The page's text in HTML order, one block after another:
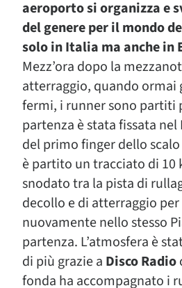
aeroporto si organizza e
del genere per il mondo
solo in Italia ma anche in
Mezz’ora dopo la
atterraggio, quando ormai
fermi, i runner sono partiti
partenza è stata fissata nel
del primo finger dello
è partito un tracciato di 10
snodato tra la pista di
decollo e di atterraggio
nuovamente nello stesso
partenza. L’atmosfera è
di più grazie a Disco Radio
fonda ha accompagnato i